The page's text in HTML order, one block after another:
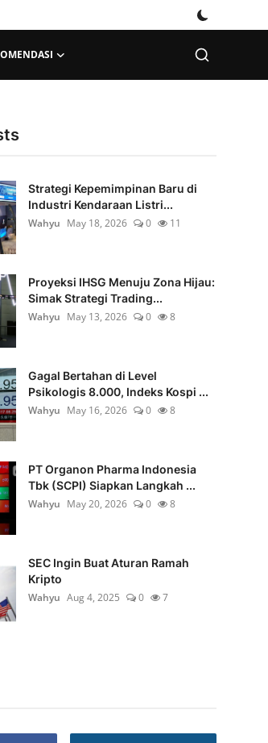
Strategi Kepemimpinan Baru di
Industri Kendaraan Listri...
Wahyu May 18, 2026 0 11
Proyeksi IHSG Menuju Zona Hijau:
Simak Strategi Trading...
Wahyu May 13, 2026 0 8
Gagal Bertahan di Level
Psikologis 8.000, Indeks Kospi ...
Wahyu May 16, 2026 0 8
PT Organon Pharma Indonesia
Tbk (SCPI) Siapkan Langkah ...
Wahyu May 20, 2026 0 8
SEC Ingin Buat Aturan Ramah
Kripto
Wahyu Aug 4, 2025 0 7